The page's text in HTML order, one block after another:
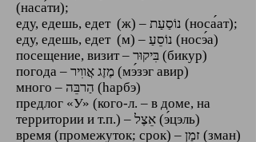
(наса́ти);
еду, едешь, едет (ж) ‎–‎ נוֹסַעַת (носа́ат);
еду, едешь, едет (м) ‎–‎ נוֹסֵעַ (носэ́а)
посещение, визит – בִּיקוּר (бикур)
погода ‎–‎ מֶזֶג אֲווִיר (мэ́зэг авир)
много – הַרבֵּה (hарбэ)
предлог «У» (кого-л. – в доме, на
территории и т.п.) – אֵצֶל (э́цэль)
время (промежуток; срок) – זמַן (зман)